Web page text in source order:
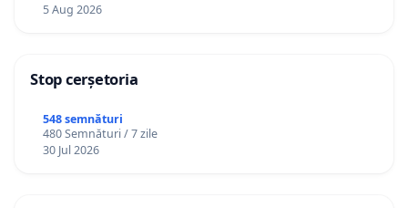
5 Aug 2026
Stop cerșetoria
548 semnături
480 Semnături / 7 zile
30 Jul 2026